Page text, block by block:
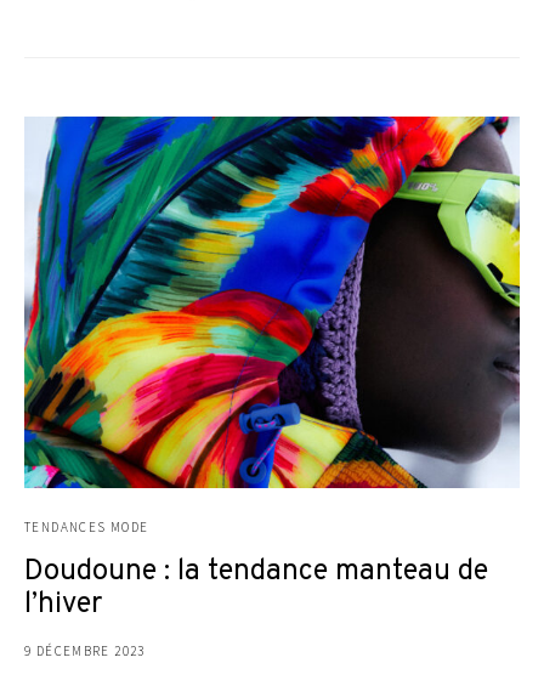
TENDANCES MODE
Doudoune : la tendance manteau de
l’hiver
9 DÉCEMBRE 2023